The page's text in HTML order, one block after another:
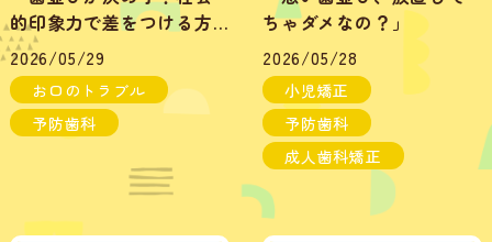
的印象力で差をつける方
法」
2026/05/29
お口のトラブル
予防歯科
ちゃダメなの？」
2026/05/28
小児矯正
予防歯科
成人歯科矯正